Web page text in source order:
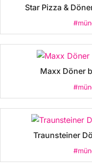
Star Pizza &
Maxx Döner
Traunsteiner